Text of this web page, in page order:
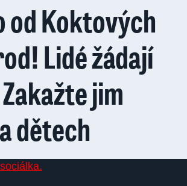
od Koktových
Lidé žádají
jim
dětech